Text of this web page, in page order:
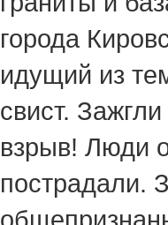
города
идущий из
свист.
взрыв! Люди
пострадали.